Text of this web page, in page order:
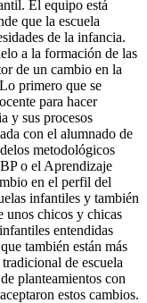
El equipo está
que la escuela
de la infancia.
a la formación de las
de un cambio en la
primero que se
para hacer
y sus procesos
con el alumnado de
metodológicos
o el Aprendizaje
en el perfil del
infantiles y también
unos chicos y chicas
entendidas
también están más
de escuela
planteamientos con
estos cambios.